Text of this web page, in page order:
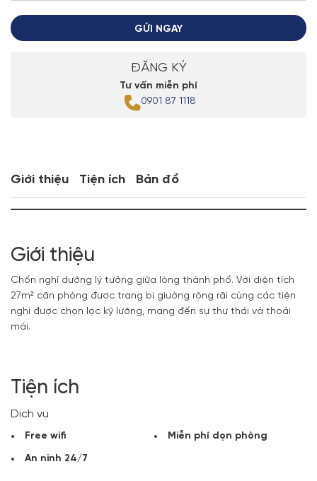
GỬI NGAY
ĐĂNG KÝ
Tư vấn miễn phí
0901 87 1118
Giới thiệu Tiện ích Bản đồ
Giới thiệu
Chốn nghỉ dưỡng lý tưởng giữa lòng thành phố. Với diện tích
27m² căn phòng được trang bị giường rộng rãi cùng các tiện
nghi được chọn lọc kỹ lưỡng, mang đến sự thư thái và thoải
mái.
Tiện ích
Dịch vụ
Free wifi Miễn phí dọn phòng
An ninh 24/7